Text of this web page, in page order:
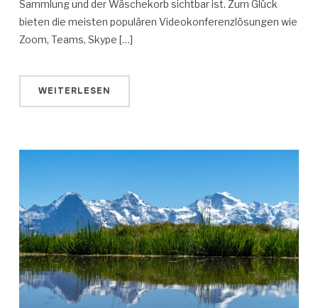
Sammlung und der Wäschekorb sichtbar ist. Zum Glück
bieten die meisten populären Videokonferenzlösungen wie
Zoom, Teams, Skype […]
WEITERLESEN